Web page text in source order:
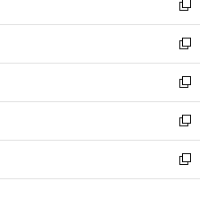
く
で
開
く
ド
ウ
で
開
く
ィ
ン
ド
ウ
で
開
く
い
ウ
ィ
ン
ド
ウ
で
開
く
新
し
い
ウ
ィ
ン
ド
ウ
で
開
新
し
い
ウ
ィ
ン
ド
ウ
新
し
い
ウ
ィ
ン
新
し
い
ウ
新
し